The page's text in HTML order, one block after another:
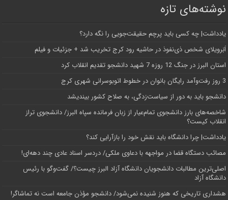
نوشته‌های تازه
یادداشت| ‌چه کسی باید پرچم حقیقت‌جویی را نگه دارد؟
اَبَر‌ویلای شخص ذی‌نفوذ در حاشیه‌ رود کرج تخریب شد + جزئیات و فیلم
استان البرز در جنگ 12 روزه 7 شهید دانشجو تقدیم انقلاب کرد
3 روز رفت‌وآمد رایگان بانوان در خطوط اتوبوسرانی شهری کرج
دانشجو باید به دور از سیاست‌زدگی، به صلاح کشور بیندیشد
شاخصه‌های بارز دانشجوی تمام‌عیار از زبان فرمانده سپاه البرز/ دانشجوی تراز
انقلاب کیست؟
یادداشت| چرا دانشگاه باید نقش خود را بازآرایی کند؟
مصائب دستگاه قضا در مواجهه با دعاوی ملکی/ دردسر اسناد عادی چند‌ دهه‌ای!
اصلی‌ترین مطالبات دانشجویان دانشگاه آزاد البرز چیست؟/ گفت‌وگو با رئیس
دانشگاه آز‌اد
هشداری تاریخی که هنوز شنیده نمی‌شود/ دانشجو مؤذن جامعه است نه تماشاگر!